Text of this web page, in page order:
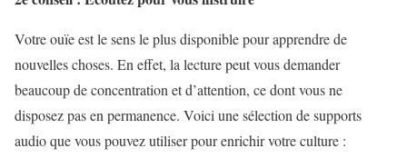
Votre ouïe est le sens le plus disponible pour apprendre de
nouvelles choses. En effet, la lecture peut vous demander
beaucoup de concentration et d’attention, ce dont vous ne
disposez pas en permanence. Voici une sélection de supports
audio que vous pouvez utiliser pour enrichir votre culture :